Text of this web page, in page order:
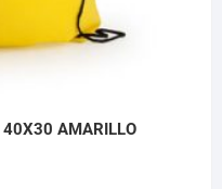
40X30 AMARILLO